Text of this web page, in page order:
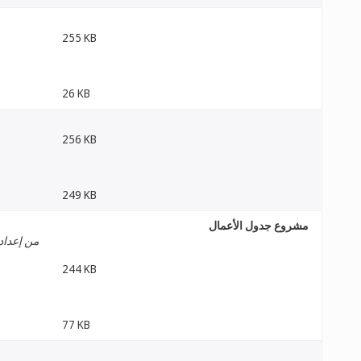
255 KB
26 KB
256 KB
249 KB
مشروع جدول الأعمال
من إعداد
244 KB
77 KB